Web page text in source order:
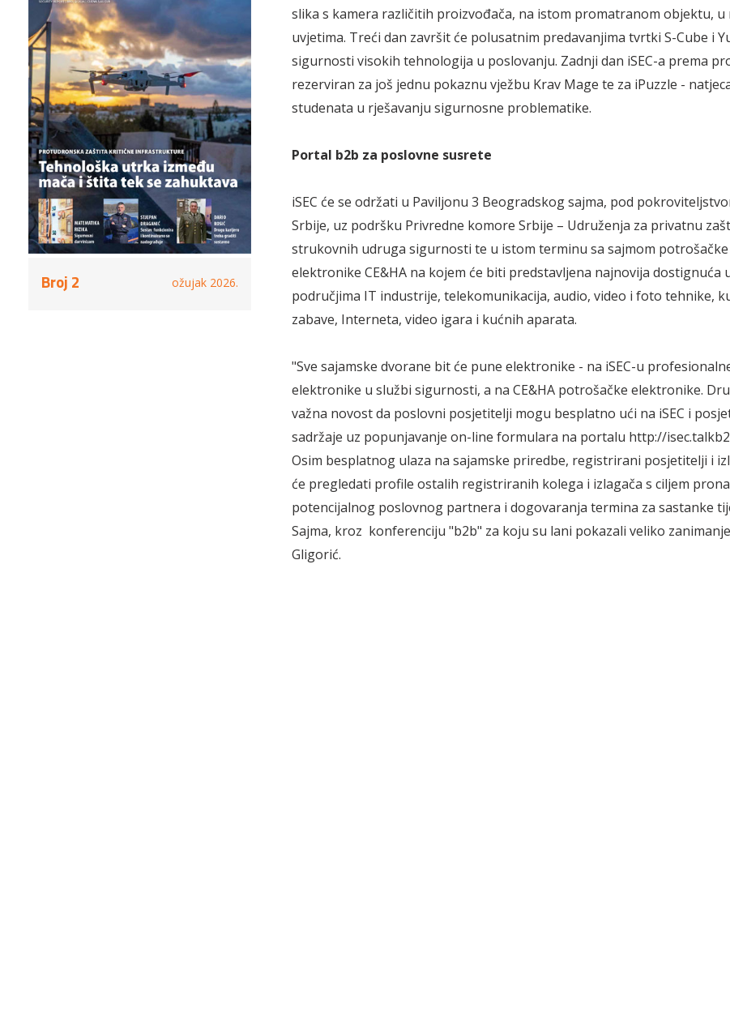
Broj 2 ožujak 2026.
slika s kamera različitih proizvođača, na istom promatranom objektu, u
uvjetima. Treći dan završit će polusatnim predavanjima tvrtki S-Cube i
sigurnosti visokih tehnologija u poslovanju. Zadnji dan iSEC-a prema
rezerviran za još jednu pokaznu vježbu Krav Mage te za iPuzzle -
studenata u rješavanju sigurnosne problematike.
Portal b2b za poslovne susrete
iSEC će se održati u Paviljonu 3 Beogradskog sajma, pod
Srbije, uz podršku Privredne komore Srbije – Udruženja za privatnu
strukovnih udruga sigurnosti te u istom terminu sa sajmom potrošačke
elektronike CE&HA na kojem će biti predstavljena najnovija dostignuća
područjima IT industrije, telekomunikacija, audio, video i foto tehnike,
zabave, Interneta, video igara i kućnih aparata.
"Sve sajamske dvorane bit će pune elektronike - na iSEC-u
elektronike u službi sigurnosti, a na CE&HA potrošačke elektronike.
važna novost da poslovni posjetitelji mogu besplatno ući na iSEC i
sadržaje uz popunjavanje on-line formulara na portalu http://
Osim besplatnog ulaza na sajamske priredbe, registrirani posjetitelji i
će pregledati profile ostalih registriranih kolega i izlagača s ciljem
potencijalnog poslovnog partnera i dogovaranja termina za sastanke
Sajma, kroz konferenciju "b2b" za koju su lani pokazali veliko
Gligorić.